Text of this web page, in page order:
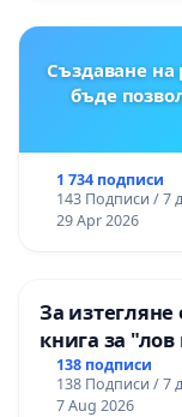
Създаване на
бъде
1 734 подписи
143 Подписи / 7
29 Apr 2026
За изтегляне
книга за
деца
138 подписи
138 Подписи / 7
7 Aug 2026